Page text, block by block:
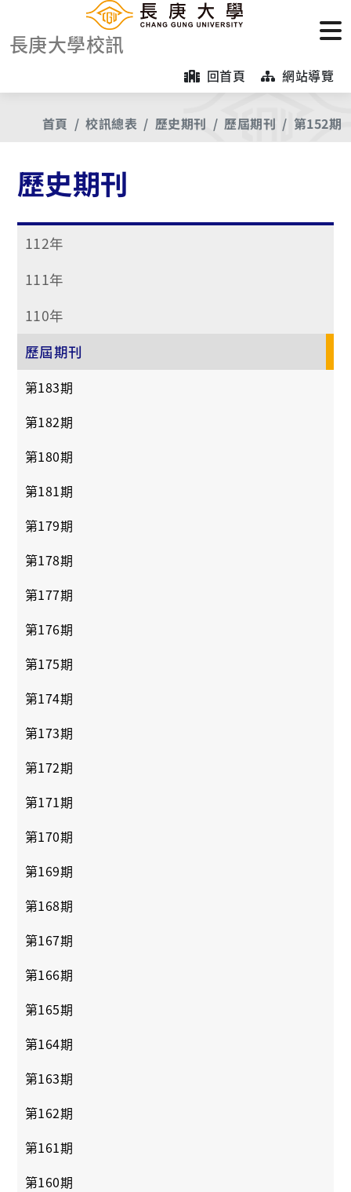
長庚大學校訊
回首頁 網站導覽
首頁 校訊總表 歷史期刊 歷屆期刊 第152期
歷史期刊
112年
111年
110年
歷屆期刊
第183期
第182期
第180期
第181期
第179期
第178期
第177期
第176期
第175期
第174期
第173期
第172期
第171期
第170期
第169期
第168期
第167期
第166期
第165期
第164期
第163期
第162期
第161期
第160期